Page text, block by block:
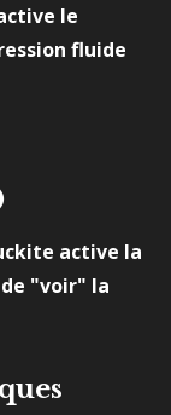
le
fluide
active la
"voir" la